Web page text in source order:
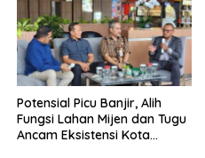
Potensial Picu Banjir, Alih
Fungsi Lahan Mijen dan Tugu
Ancam Eksistensi Kota